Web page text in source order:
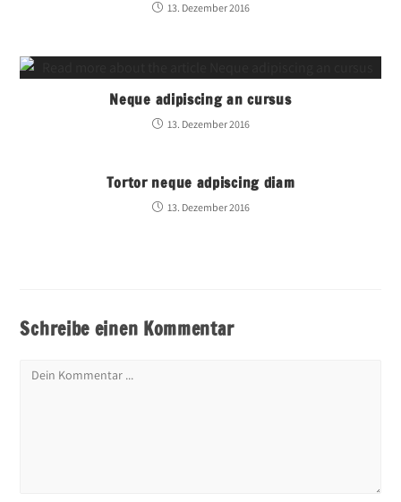
13. Dezember 2016
Neque adipiscing an cursus
13. Dezember 2016
Tortor neque adpiscing diam
13. Dezember 2016
Schreibe einen Kommentar